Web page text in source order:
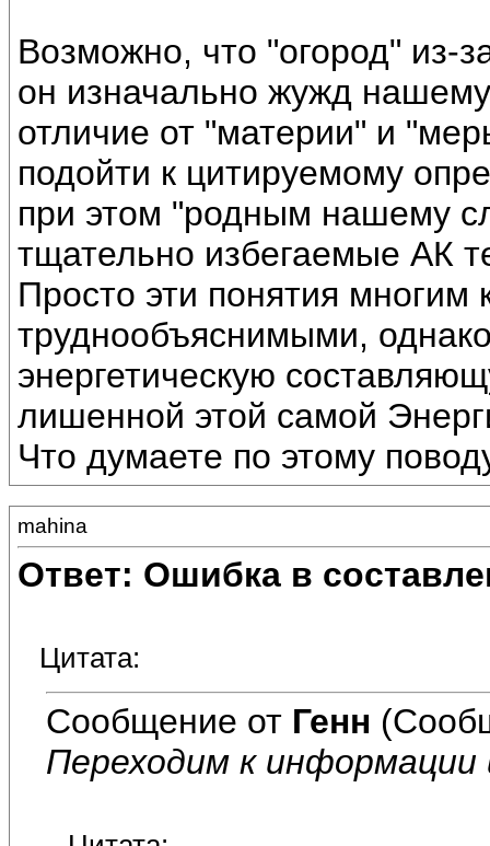
Возможно, что "огород" из-
он изначально жужд
отличие от "материи" и
подойти к цитируемому
при этом "родным нашему
тщательно избегаемые АК
Просто эти понятия многим
труднообъяснимыми,
энергетическую
лишенной этой самой
Что думаете по этому
mahina
Ответ: Ошибка в
Цитата:
Сообщение от Генн
Переходим к информации